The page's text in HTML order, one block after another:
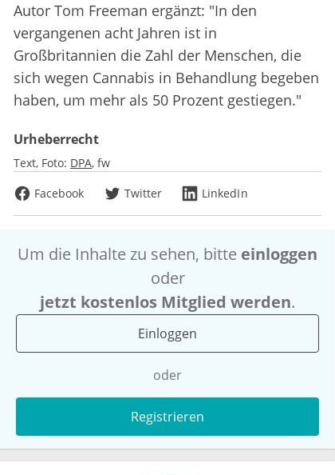
Autor Tom Freeman ergänzt: "In den
vergangenen acht Jahren ist in
Großbritannien die Zahl der Menschen, die
sich wegen Cannabis in Behandlung begeben
haben, um mehr als 50 Prozent gestiegen."
Urheberrecht
Text, Foto: DPA fw
Facebook
Twitter LinkedIn
Um die Inhalte zu sehen, bitte einloggen
oder
jetzt kostenlos Mitglied werden.
Einloggen
oder
Registrieren